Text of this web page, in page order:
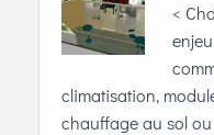
<
climatisation,
chauffage au sol